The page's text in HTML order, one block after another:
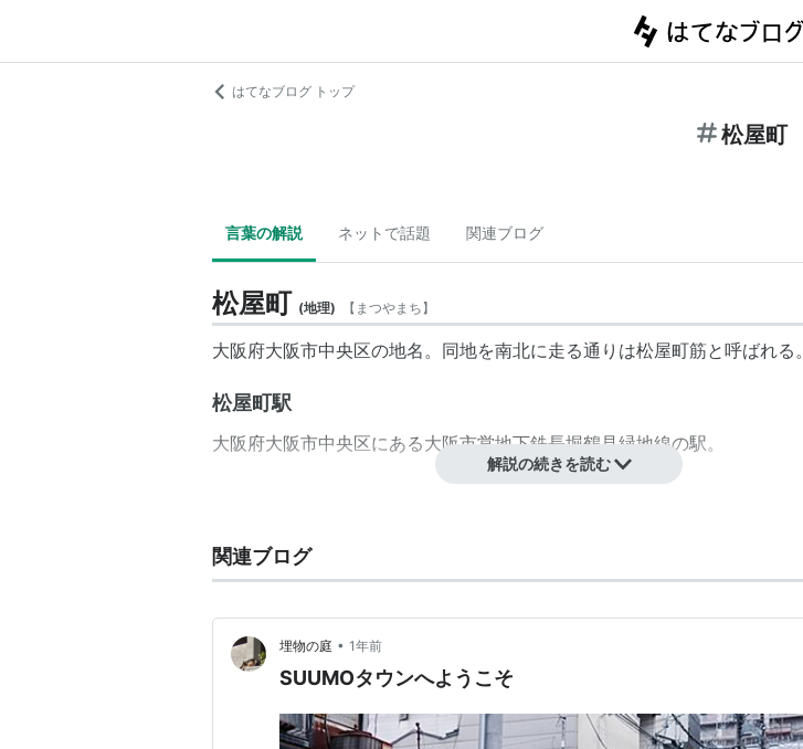
はてなブログ トップ
松屋町
言葉の解説 ネットで話題 関連ブログ
松屋町 (地理) 【 まつやまち】
大阪府大阪市中央区の地名。同地を南北に走る通りは松屋町筋と呼ばれる。
松屋町駅
大阪府大阪市中央区にある大阪市営地下鉄長堀鶴見緑地線の駅。
長堀鶴見緑地線
*リスト：駅キーワード
解説の続きを読む
関連ブログ
埋物の庭 • 1年前
SUUMOタウンへようこそ